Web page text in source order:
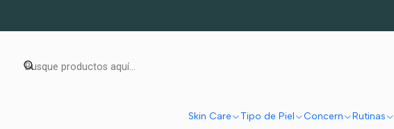
Skin Care Tipo de Piel Concern Rutinas